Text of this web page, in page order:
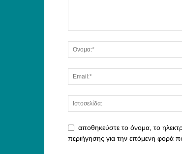
αποθηκεύστε το όνομα, το
περιήγησης για την επόμενη φορά